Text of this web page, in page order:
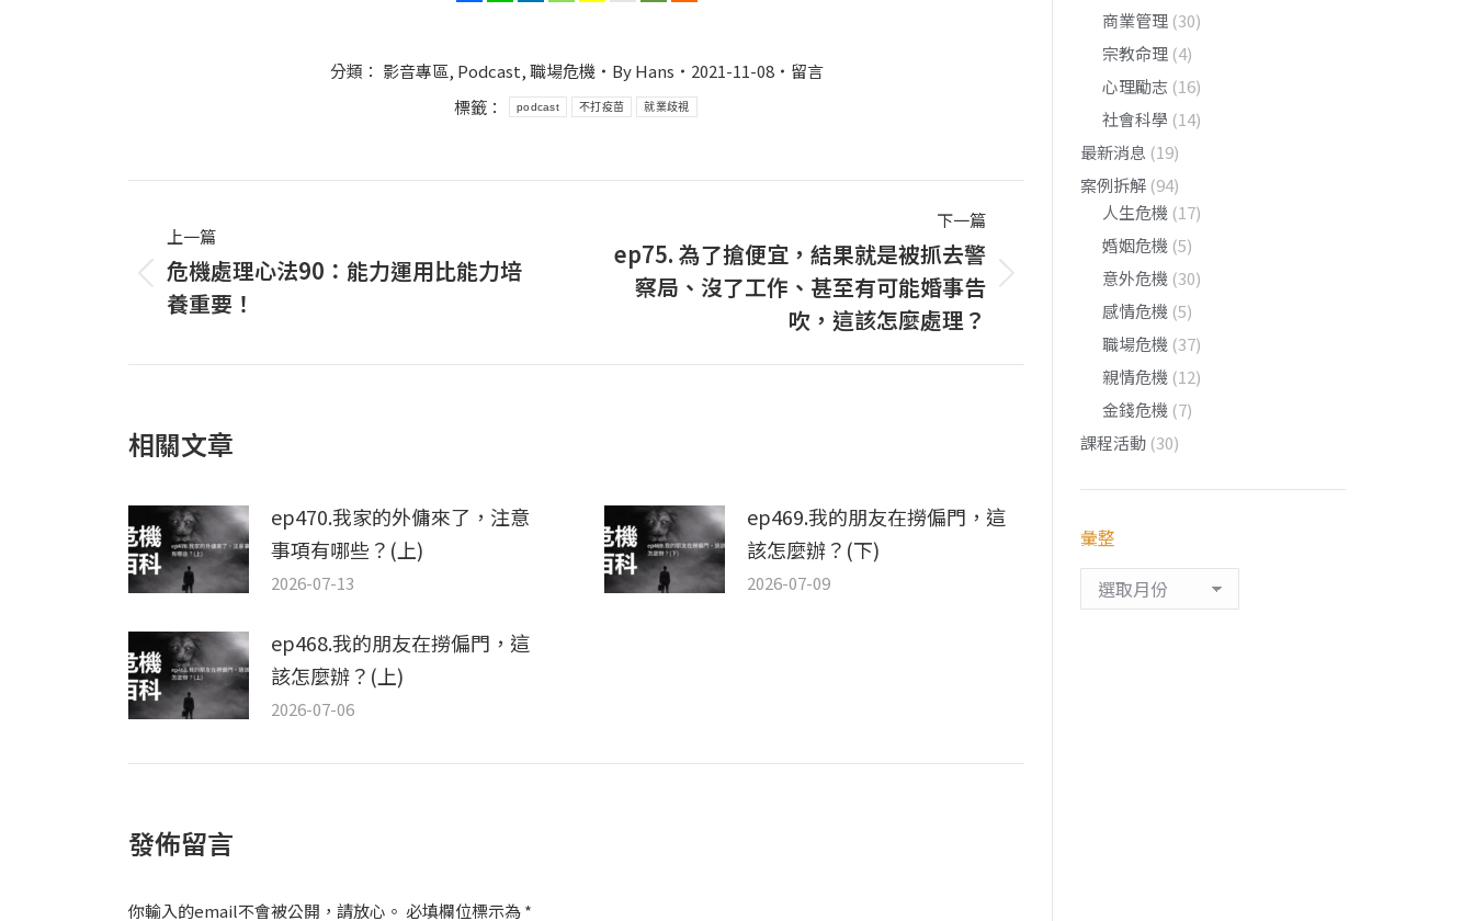
分類： 影音專區, Podcast,職場危機 ByHans 2021-11-08
留言
標籤：
podcast 不打疫苗 就業歧視
navigation
上一篇
上
一
危機處理心法90：能力運用比能力培
養重要！
下一篇
ep75. 為了搶便宜，結果就是被抓去警
察局、沒了工作、甚至有可能婚事告
吹，這該怎麼處理？
相關文章
ep470.我家的外傭來了，注意
事項有哪些？(上)
2026-07-13
ep469.我的朋友在撈偏門，這
該怎麼辦？(下)
2026-07-09
ep468.我的朋友在撈偏門，這
該怎麼辦？(上)
2026-07-06
發佈留言
你輸入的email不會被公開，請放心。 必填欄位標示為*
商業管理 (30)
宗教命理 (4)
心理勵志 (16)
社會科學 (14)
最新消息 (19)
案例拆解 (94)
人生危機 (17)
婚姻危機 (5)
意外危機 (30)
感情危機 (5)
職場危機 (37)
親情危機 (12)
金錢危機 (7)
課程活動 (30)
彙整
整